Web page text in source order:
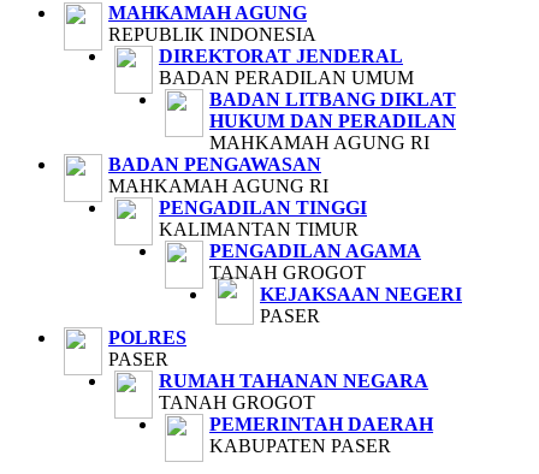
MAHKAMAH AGUNG
REPUBLIK INDONESIA
DIREKTORAT JENDERAL
BADAN PERADILAN UMUM
BADAN LITBANG DIKLAT
HUKUM DAN PERADILAN
MAHKAMAH AGUNG RI
BADAN PENGAWASAN
MAHKAMAH AGUNG RI
PENGADILAN TINGGI
KALIMANTAN TIMUR
PENGADILAN AGAMA
TANAH GROGOT
KEJAKSAAN NEGERI
PASER
POLRES
PASER
RUMAH TAHANAN NEGARA
TANAH GROGOT
PEMERINTAH DAERAH
KABUPATEN PASER